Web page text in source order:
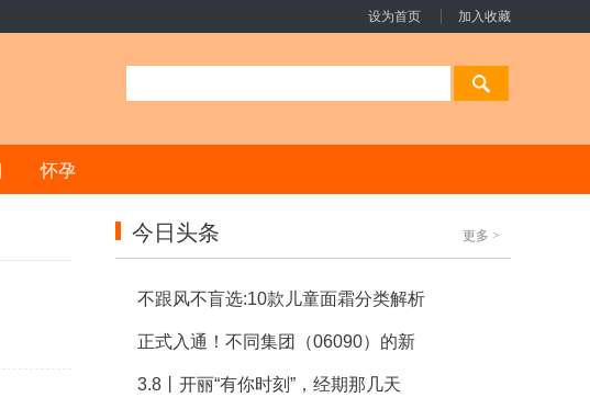
设为首页 加入收藏
怀孕
今日头条 更多 >
不跟风不盲选:10款儿童面霜分类解析
正式入通！不同集团（06090）的新
3.8丨开丽“有你时刻”，经期那几天